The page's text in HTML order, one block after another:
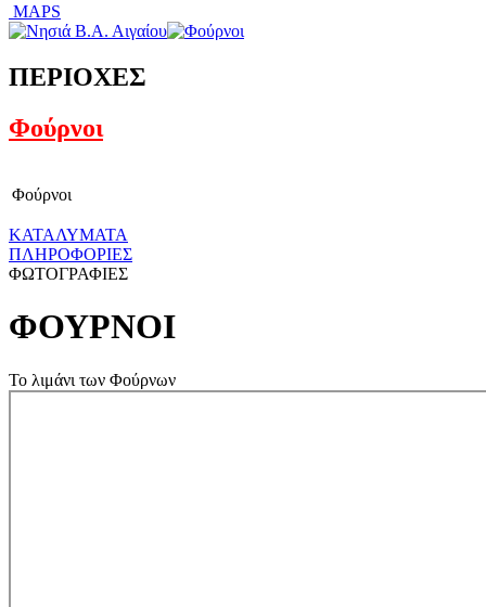
MAPS
ΠΕΡΙΟΧΕΣ
Φούρνοι
Φούρνοι
ΚΑΤΑΛΥΜΑΤΑ
ΠΛΗΡΟΦΟΡΙΕΣ
ΦΩΤΟΓΡΑΦΙΕΣ
ΦΟΥΡΝΟΙ
Το λιμάνι των Φούρνων